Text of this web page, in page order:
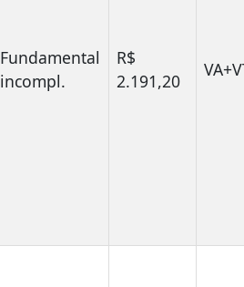
Fundamental
incompl.
R$
2.191,20